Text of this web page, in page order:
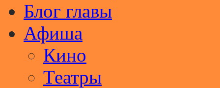
Блог главы
Афиша
Кино
Театры